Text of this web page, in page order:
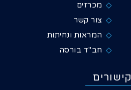
מכרזים
צור קשר
המראות ונחיתות
חב"ד בורסה
קישורים